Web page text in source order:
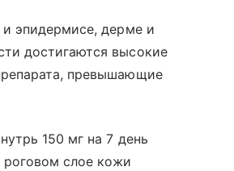
эпидермисе, дерме и
достигаются высокие
превышающие
150 мг на 7 день
роговом слое кожи